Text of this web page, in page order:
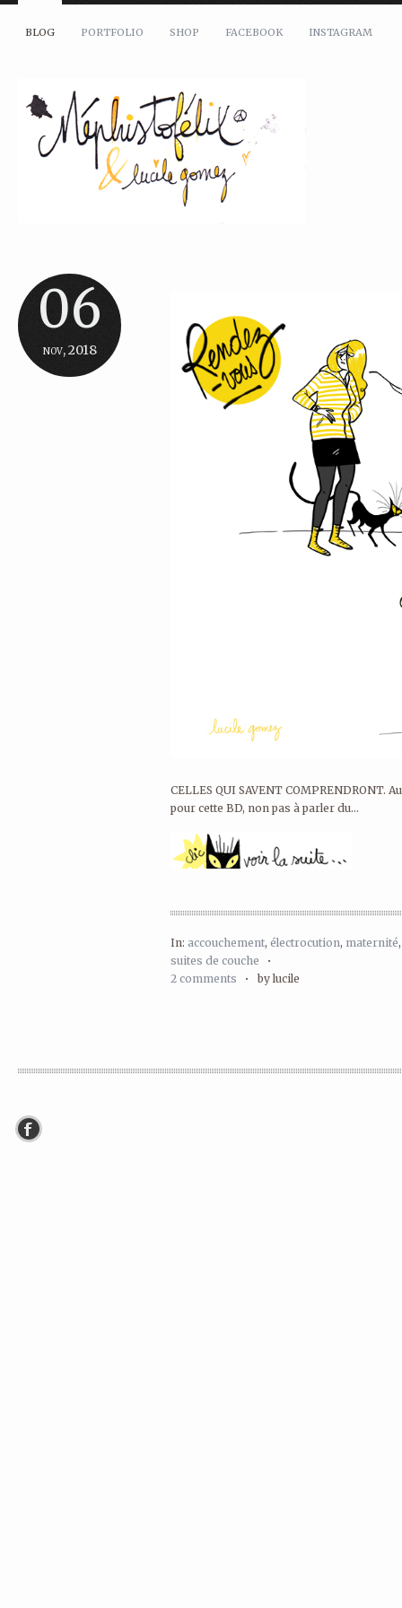
BLOG PORTFOLIO SHOP FACEBOOK INSTAGRAM
06
nov, 2018
CELLES QUI SAVENT COMPRENDRONT.
pour cette BD, non pas à parler du...
In: accouchement, électrocution, maternité
suites de couche •
2 comments •by lucile